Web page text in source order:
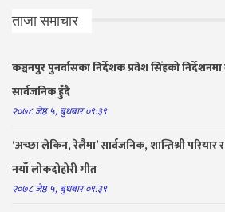
ताजा समाचार
कञ्चनपुर पुनर्वासका निर्देशक प्रवेश सिंहको
सार्वजनिक हुँदै
२०७८ जेष्ठ ५, बुधबार ०९:३९
‘अच्छा लेकिन, रेलैमा’ सार्वजनिक, शान्तिश्री
नयाँ लोकदोहोरी गीत
२०७८ जेष्ठ ५, बुधबार ०९:३९